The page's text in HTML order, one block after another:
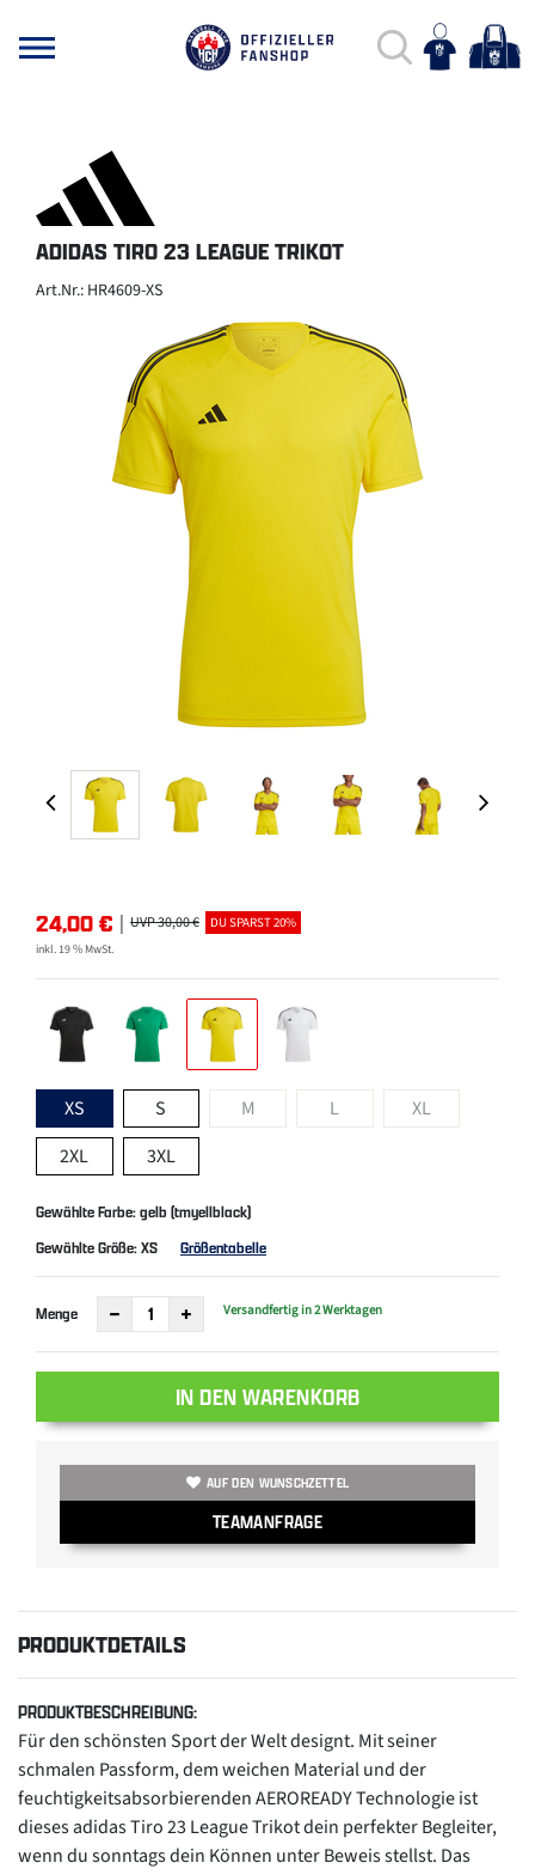
ADIDAS TIRO 23 LEAGUE TRIKOT
Art.Nr.: HR4609-XS
24,00 € | UVP 30,00 € DU SPARST 20%
inkl. 19 % MwSt.
XS S M L
XL
2XL
3XL
Gewählte Farbe: gelb (tmyellblack)
Gewählte Größe:XS Größentabelle
Menge Versandfertig in 2 Werktagen
IN DEN WARENKORB
AUF DEN WUNSCHZETTEL
TEAMANFRAGE
PRODUKTDETAILS
PRODUKTBESCHREIBUNG:
Für den schönsten Sport der Welt designt. Mit seiner
schmalen Passform, dem weichen Material und der
feuchtigkeitsabsorbierenden AEROREADY Technologie ist
dieses adidas Tiro 23 League Trikot dein perfekter Begleiter,
wenn du sonntags dein Können unter Beweis stellst. Das